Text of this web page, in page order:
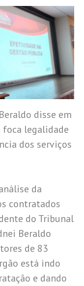
disse em
foca legalidade
dos serviços
da
contratados
do Tribunal
Beraldo
de 83
está indo
e dando